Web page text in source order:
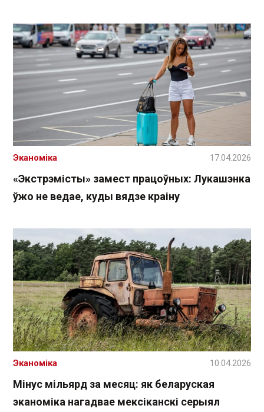
«Экстрэмісты» замест працоўных: Лукашэнка
ўжо не ведае, куды вядзе краіну
Эканоміка 17.04.2026
Мінус мільярд за месяц: як беларуская
эканоміка нагадвае мексіканскі серыял
Эканоміка 10.04.2026